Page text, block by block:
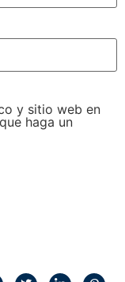
y sitio web en
haga un